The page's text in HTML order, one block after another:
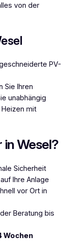
von der
PV-
Sie Ihren
unabhängig
mit
Wesel?
Sicherheit
auf Ihre Anlage
vor Ort in
Beratung bis
Wochen